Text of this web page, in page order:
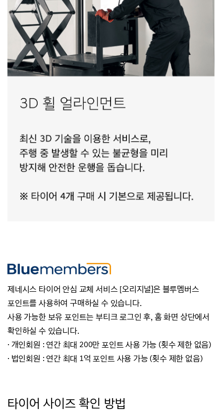
제네시스 타이어 안심 교체 서비스 [오리지널]은 블루멤버스
포인트를 사용하여 구매하실 수 있습니다.
사용 가능한 보유 포인트는 부티크 로그인 후, 홈 화면 상단에서
확인하실 수 있습니다.
· 개인회원 : 연간 최대 200만 포인트 사용 가능 (횟수 제한 없음)
· 법인회원 : 연간 최대 1억 포인트 사용 가능 (횟수 제한 없음)
타이어 사이즈 확인 방법